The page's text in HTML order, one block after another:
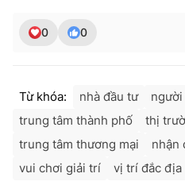
0 0
Từ khóa: nhà đầu tư
trung tâm thành phố
thị
trung tâm thương mại
nhận
vui chơi giải trí
vị trí đắc địa